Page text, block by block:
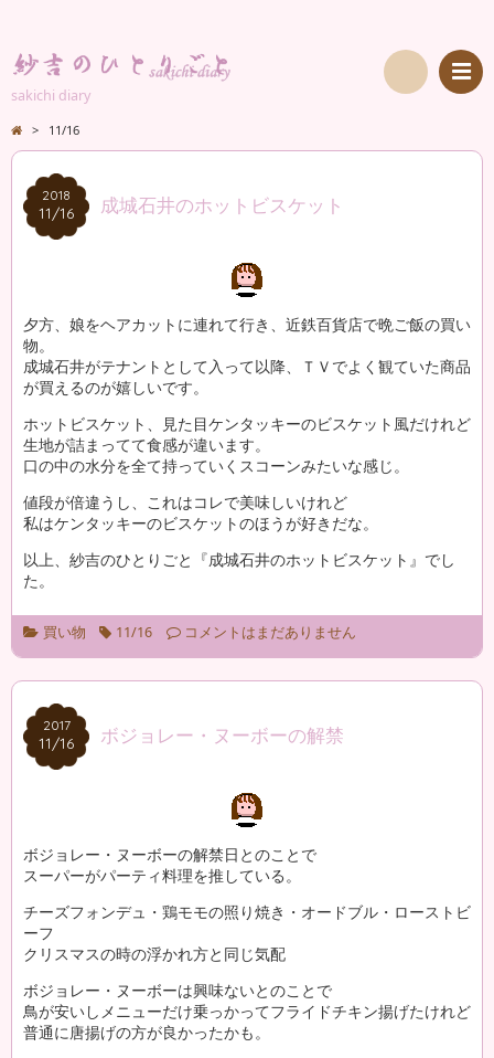
sakichi diary
索
> 11/16
2018
11/16
2018
11/16 成城石井のホットビスケット
夕方、娘をヘアカットに連れて行き、近鉄百貨店で晩ご飯の買い
物。
成城石井がテナントとして入って以降、ＴＶでよく観ていた商品
が買えるのが嬉しいです。
ホットビスケット、見た目ケンタッキーのビスケット風だけれど
生地が詰まってて食感が違います。
口の中の水分を全て持っていくスコーンみたいな感じ。
値段が倍違うし、これはコレで美味しいけれど
私はケンタッキーのビスケットのほうが好きだな。
以上、紗吉のひとりごと『成城石井のホットビスケット』でし
た。
買い物 11/16 コメントはまだありません
2017
11/16
2017
11/16 ボジョレー・ヌーボーの解禁
ボジョレー・ヌーボーの解禁日とのことで
スーパーがパーティ料理を推している。
チーズフォンデュ・鶏モモの照り焼き・オードブル・ローストビ
ーフ
クリスマスの時の浮かれ方と同じ気配
ボジョレー・ヌーボーは興味ないとのことで
鳥が安いしメニューだけ乗っかってフライドチキン揚げたけれど
普通に唐揚げの方が良かったかも。